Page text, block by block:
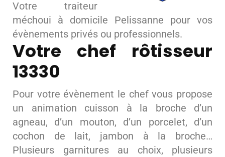
Votre traiteur
méchoui à domicile Pelissanne pour vos
évènements privés ou professionnels.
Votre chef rôtisseur
13330
Pour votre évènement le chef vous propose
un animation cuisson à la broche d’un
agneau, d’un mouton, d’un porcelet, d’un
cochon de lait, jambon à la broche…
Plusieurs garnitures au choix, plusieurs